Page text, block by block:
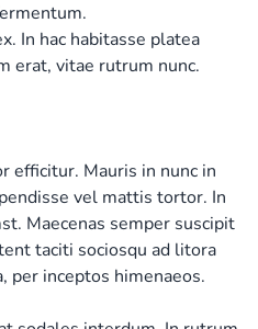
In hac habitasse platea
erat, vitae rutrum nunc.
efficitur. Mauris in nunc in
vel mattis tortor. In
Maecenas semper suscipit
taciti sociosqu ad litora
per inceptos himenaeos.